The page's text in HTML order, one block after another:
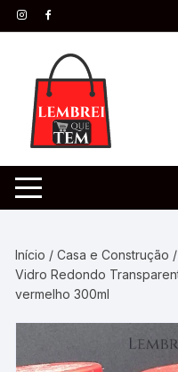
Início /Casa e Construção
Vidro Redondo
vermelho 300ml